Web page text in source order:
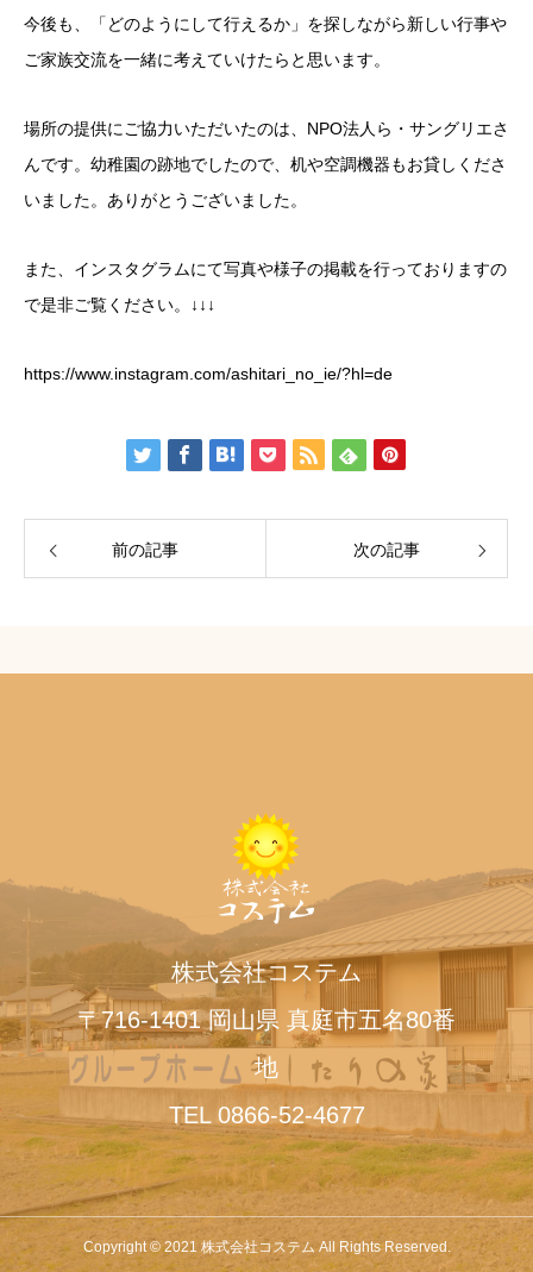
今後も、「どのようにして行えるか」を探しながら新しい行事や
ご家族交流を一緒に考えていけたらと思います。
場所の提供にご協力いただいたのは、NPO法人ら・サングリエさ
んです。幼稚園の跡地でしたので、机や空調機器もお貸しくださ
いました。ありがとうございました。
また、インスタグラムにて写真や様子の掲載を行っておりますの
で是非ご覧ください。↓↓↓
https://www.instagram.com/ashitari_no_ie/?hl=de
前の記事 次の記事
株式会社コステム
〒716-1401 岡山県 真庭市五名80番
地
TEL 0866-52-4677
Copyright © 2021 株式会社コステム All Rights Reserved.